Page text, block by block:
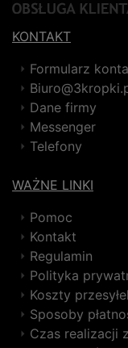
KONTAKT
Formularz
Dane firmy
Messenger
Telefony
WAŻNE LINKI
Pomoc
Kontakt
Regulamin
Polityka
Koszty
Sposoby
Czas realizacji